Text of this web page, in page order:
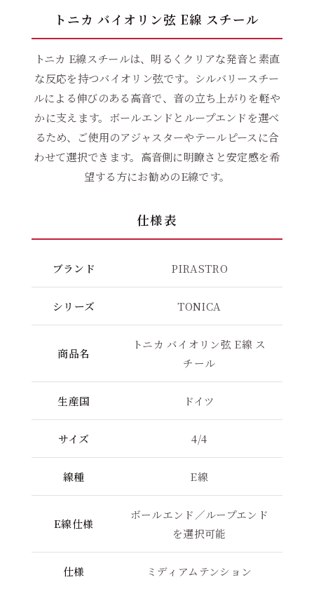
トニカ バイオリン弦 E線 スチール
トニカ E線スチールは、明るくクリアな発音と素直
な反応を持つバイオリン弦です。シルバリースチー
ルによる伸びのある高音で、音の立ち上がりを軽や
かに支えます。ボールエンドとループエンドを選べ
るため、ご使用のアジャスターやテールピースに合
わせて選択できます。高音側に明瞭さと安定感を希
望する方にお勧めのE線です。
仕様表
ブランド PIRASTRO
シリーズ TONICA
商品名
トニカ バイオリン弦 E線 ス
チール
生産国 ドイツ
サイズ 4/4
線種 E線
E線仕様
ボールエンド／ループエンド
を選択可能
仕様 ミディアムテンション